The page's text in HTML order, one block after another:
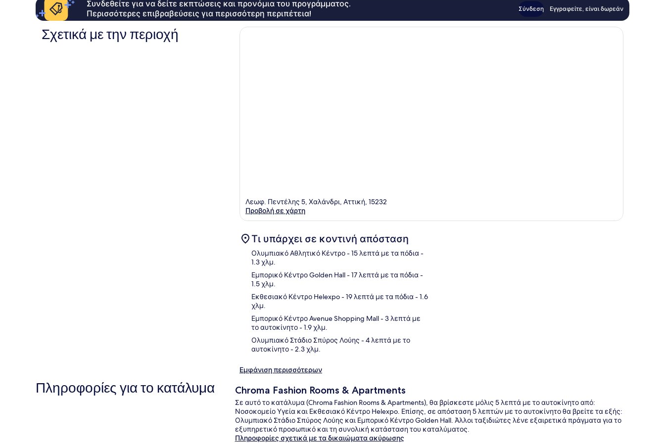
Συνδεθείτε για να δείτε εκπτώσεις και προνόμια του προγράμματος.
Περισσότερες επιβραβεύσεις για περισσότερη περιπέτεια!
Σύνδεση Εγγραφείτε, είναι δωρεάν
Σχετικά με την περιοχή
Λεωφ. Πεντέλης 5, Χαλάνδρι, Αττική, 15232
Προβολή σε χάρτη
Τι υπάρχει σε κοντινή απόσταση
Ολυμπιακό Αθλητικό Κέντρο- 15 λεπτά με τα πόδια -
1.3 χλμ.
Εμπορικό Κέντρο Golden Hall- 17 λεπτά με τα πόδια -
1.5 χλμ.
Εκθεσιακό Κέντρο Helexpo- 19 λεπτά με τα πόδια - 1.6
χλμ.
Εμπορικό Κέντρο Avenue Shopping Mall- 3 λεπτά με
το αυτοκίνητο- 1.9 χλμ.
Ολυμπιακό Στάδιο Σπύρος Λούης - 4 λεπτά με το
αυτοκίνητο- 2.3 χλμ.
Εμφάνιση περισσότερων
Πληροφορίες για το κατάλυμα Chroma Fashion Rooms & Apartments
Σε αυτό το κατάλυμα (Chroma Fashion Rooms & Apartments), θα βρίσκεστε μόλις 5 λεπτά με το αυτοκίνητο από:
Νοσοκομείο Υγεία και Εκθεσιακό Κέντρο Helexpo. Επίσης, σε απόσταση 5 λεπτών με το αυτοκίνητο θα βρείτε τα εξής:
Ολυμπιακό Στάδιο Σπύρος Λούης και Εμπορικό Κέντρο Golden Hall. Άλλοι ταξιδιώτες λένε εξαιρετικά πράγματα για το
εξυπηρετικό προσωπικό και τη συνολική κατάσταση του καταλύματος.
Πληροφορίες σχετικά με τα δικαιώματα ακύρωσης